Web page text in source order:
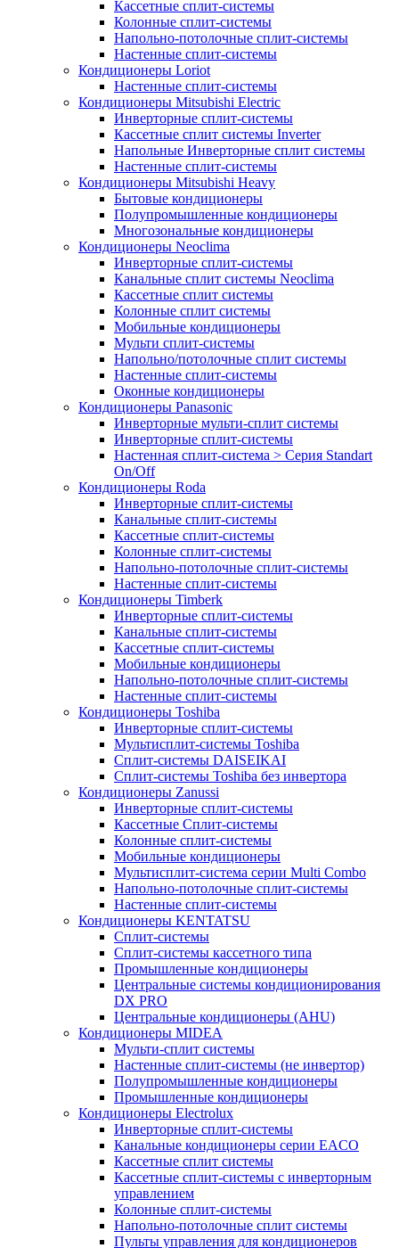
Кассетные сплит-системы
Колонные сплит-системы
Напольно-потолочные сплит-системы
Настенные сплит-системы
Кондиционеры Loriot
Настенные сплит-системы
Кондиционеры Mitsubishi Electric
Инверторные сплит-системы
Кассетные сплит системы Inverter
Напольные Инверторные сплит системы
Настенные сплит-системы
Кондиционеры Mitsubishi Heavy
Бытовые кондиционеры
Полупромышленные кондиционеры
Многозональные кондиционеры
Кондиционеры Neoclima
Инверторные сплит-системы
Канальные сплит системы Neoclima
Кассетные сплит системы
Колонные сплит системы
Мобильные кондиционеры
Мульти сплит-системы
Напольно/потолочные сплит системы
Настенные сплит-системы
Оконные кондиционеры
Кондиционеры Panasonic
Инверторные мульти-сплит системы
Инверторные сплит-системы
Настенная сплит-система > Серия Standart
On/Off
Кондиционеры Roda
Инверторные сплит-системы
Канальные сплит-системы
Кассетные сплит-системы
Колонные сплит-системы
Напольно-потолочные сплит-системы
Настенные сплит-системы
Кондиционеры Timberk
Инверторные сплит-системы
Канальные сплит-системы
Кассетные сплит-системы
Мобильные кондиционеры
Напольно-потолочные сплит-системы
Настенные сплит-системы
Кондиционеры Toshiba
Инверторные сплит-системы
Мультисплит-системы Toshiba
Сплит-системы DAISEIKAI
Сплит-системы Toshiba без инвертора
Кондиционеры Zanussi
Инверторные сплит-системы
Кассетные Сплит-системы
Колонные сплит-системы
Мобильные кондиционеры
Мультисплит-система серии Multi Combo
Напольно-потолочные сплит-системы
Настенные сплит-системы
Кондиционеры KENTATSU
Сплит-системы
Сплит-системы кассетного типа
Промышленные кондиционеры
Центральные системы кондиционирования
DX PRO
Центральные кондиционеры (AHU)
Кондиционеры MIDEA
Мульти-сплит системы
Настенные сплит-системы (не инвертор)
Полупромышленные кондиционеры
Промышленные кондиционеры
Кондиционеры Electrolux
Инверторные сплит-системы
Канальные кондиционеры серии EACO
Кассетные сплит системы
Кассетные сплит-системы с инверторным
управлением
Колонные сплит-системы
Напольно-потолочные сплит системы
Пульты управления для кондиционеров